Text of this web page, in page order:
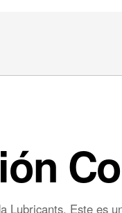
Lubricants. Este es